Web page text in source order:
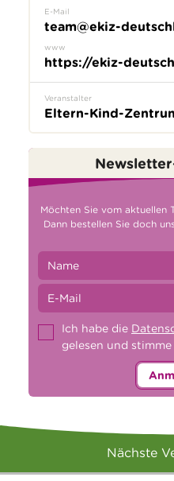
E-Mail
team@ekiz-
www
https://ekiz-
Veranstalter
Eltern-Kind-
Möchten Sie vom aktuellen
Dann bestellen Sie doch
Ich habe die
gelesen und stimme
Nächste